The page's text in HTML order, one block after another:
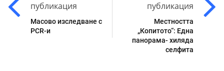
публикация
Масово изследване с
PCR-и
публикация
Местността
„Копитото“: Една
панорама- хиляда
селфита